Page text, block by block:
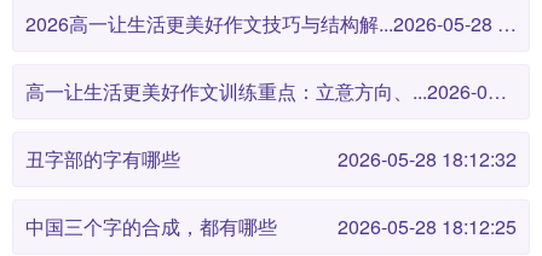
2026高一让生活更美好作文技巧与结构解... 2026-05-28 18:12:46
高一让生活更美好作文训练重点：立意方向、... 2026-05-28 18:12:38
丑字部的字有哪些 2026-05-28 18:12:32
中国三个字的合成，都有哪些 2026-05-28 18:12:25